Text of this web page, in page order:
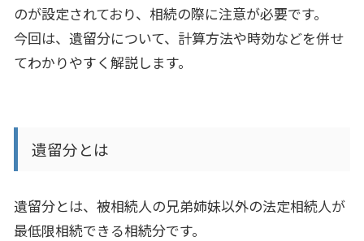
のが設定されており、相続の際に注意が必要です。
今回は、遺留分について、計算方法や時効などを併せ
てわかりやすく解説します。
遺留分とは
遺留分とは、被相続人の兄弟姉妹以外の法定相続人が
最低限相続できる相続分です。